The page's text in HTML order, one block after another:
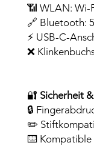
📶 WLAN: Wi-
🔗 Bluetooth:
⚡ USB-C-
❌
🔐 Sicherheit
🔒
✏️
⌨️ Kompatible